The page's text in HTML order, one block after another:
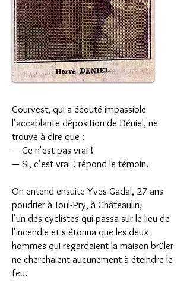
Gourvest, qui a écouté impassible
l'accablante déposition de Déniel, ne
trouve à dire que :
— Ce n'est pas vrai !
— Si, c'est vrai ! répond le témoin.
On entend ensuite Yves Gadal, 27 ans
poudrier à Toul-Pry, à Châteaulin,
l'un des cyclistes qui passa sur le lieu de
l'incendie et s'étonna que les deux
hommes qui regardaient la maison brûler
ne cherchaient aucunement à éteindre le
feu.